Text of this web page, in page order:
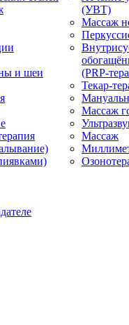
и шеи
(УВТ)
Массаж
(PRP-
Текар-
Массаж
Массаж